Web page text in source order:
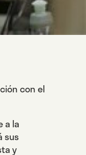
con el
a la
sus
y